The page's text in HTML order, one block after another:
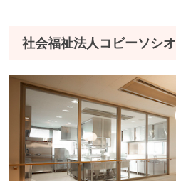
社会福祉法人コビーソシ